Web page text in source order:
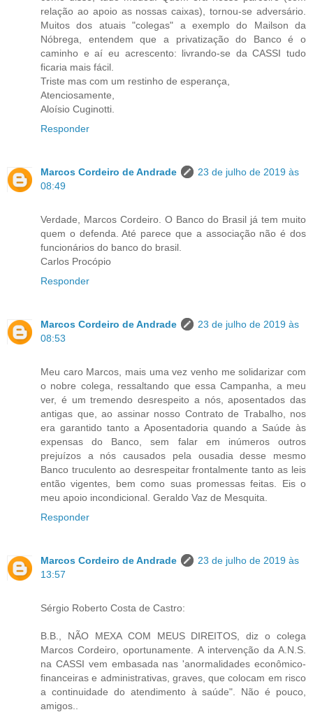
relação ao apoio as nossas caixas), tornou-se adversário.
Muitos dos atuais "colegas" a exemplo do Mailson da
Nóbrega, entendem que a privatização do Banco é o
caminho e aí eu acrescento: livrando-se da CASSI tudo
ficaria mais fácil.
Triste mas com um restinho de esperança,
Atenciosamente,
Aloísio Cuginotti.
Responder
Marcos Cordeiro de Andrade
23 de julho de 2019 às
08:49
Verdade, Marcos Cordeiro. O Banco do Brasil já tem muito
quem o defenda. Até parece que a associação não é dos
funcionários do banco do brasil.
Carlos Procópio
Responder
Marcos Cordeiro de Andrade
23 de julho de 2019 às
08:53
Meu caro Marcos, mais uma vez venho me solidarizar com
o nobre colega, ressaltando que essa Campanha, a meu
ver, é um tremendo desrespeito a nós, aposentados das
antigas que, ao assinar nosso Contrato de Trabalho, nos
era garantido tanto a Aposentadoria quando a Saúde às
expensas do Banco, sem falar em inúmeros outros
prejuízos a nós causados pela ousadia desse mesmo
Banco truculento ao desrespeitar frontalmente tanto as leis
então vigentes, bem como suas promessas feitas. Eis o
meu apoio incondicional. Geraldo Vaz de Mesquita.
Responder
Marcos Cordeiro de Andrade
23 de julho de 2019 às
13:57
Sérgio Roberto Costa de Castro:
B.B., NÃO MEXA COM MEUS DIREITOS, diz o colega
Marcos Cordeiro, oportunamente. A intervenção da A.N.S.
na CASSI vem embasada nas 'anormalidades econômico-
financeiras e administrativas, graves, que colocam em risco
a continuidade do atendimento à saúde". Não é pouco,
amigos..